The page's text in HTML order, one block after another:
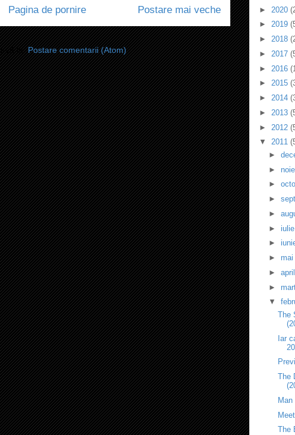
Postare mai veche
Pagina de pornire
vă la:Postare comentarii (Atom)
► 2020
► 2019
► 2018
► 2017
► 2016
► 2015
► 2014
► 2013
► 2012
▼ 2011
►
►
►
►
►
► iulie
►
► mai
►
►
▼
The
Iar
The
The